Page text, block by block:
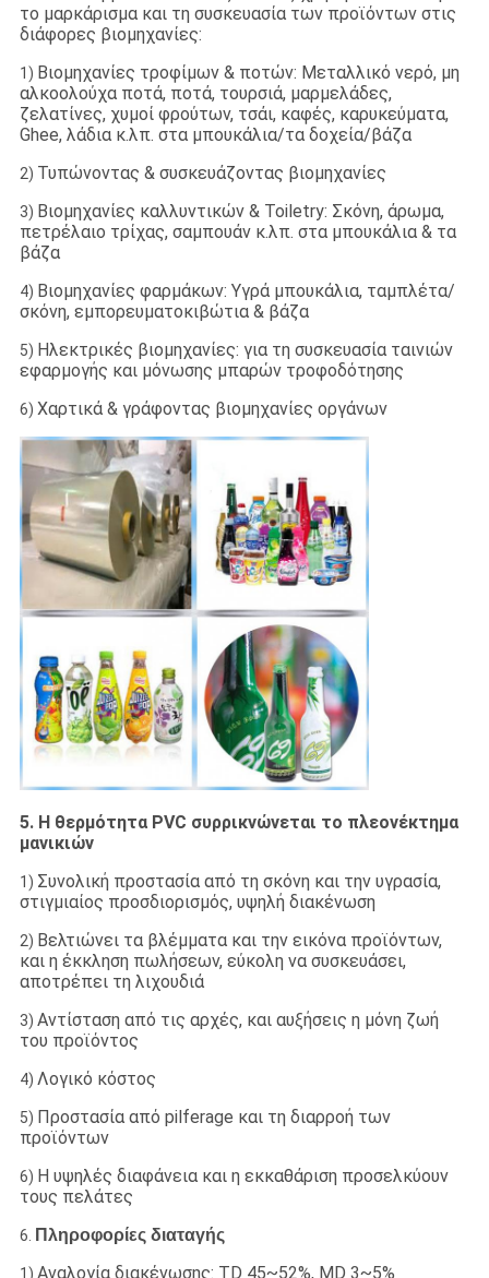
το μαρκάρισμα και τη συσκευασία των προϊόντων στις
διάφορες βιομηχανίες:
1) Βιομηχανίες τροφίμων & ποτών: Μεταλλικό νερό, μη
αλκοολούχα ποτά, ποτά, τουρσιά, μαρμελάδες,
ζελατίνες, χυμοί φρούτων, τσάι, καφές, καρυκεύματα,
Ghee, λάδια κ.λπ. στα μπουκάλια/τα δοχεία/βάζα
2) Τυπώνοντας & συσκευάζοντας βιομηχανίες
3) Βιομηχανίες καλλυντικών & Toiletry: Σκόνη, άρωμα,
πετρέλαιο τρίχας, σαμπουάν κ.λπ. στα μπουκάλια & τα
βάζα
4) Βιομηχανίες φαρμάκων: Υγρά μπουκάλια, ταμπλέτα/
σκόνη, εμπορευματοκιβώτια & βάζα
5) Ηλεκτρικές βιομηχανίες: για τη συσκευασία ταινιών
εφαρμογής και μόνωσης μπαρών τροφοδότησης
6) Χαρτικά & γράφοντας βιομηχανίες οργάνων
5. Η θερμότητα PVC συρρικνώνεται το πλεονέκτημα
μανικιών
1) Συνολική προστασία από τη σκόνη και την υγρασία,
στιγμιαίος προσδιορισμός, υψηλή διακένωση
2) Βελτιώνει τα βλέμματα και την εικόνα προϊόντων,
και η έκκληση πωλήσεων, εύκολη να συσκευάσει,
αποτρέπει τη λιχουδιά
3) Αντίσταση από τις αρχές, και αυξήσεις η μόνη ζωή
του προϊόντος
4) Λογικό κόστος
5) Προστασία από pilferage και τη διαρροή των
προϊόντων
6) Η υψηλές διαφάνεια και η εκκαθάριση προσελκύουν
τους πελάτες
6. Πληροφορίες διαταγής
1) Αναλογία διακένωσης: TD 45~52%, MD 3~5%